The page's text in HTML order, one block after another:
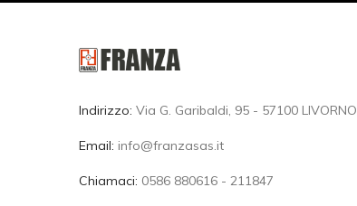
Indirizzo: Via G. Garibaldi, 95 - 57100 LIVORNO
Email: info@franzasas.it
Chiamaci: 0586 880616 - 211847